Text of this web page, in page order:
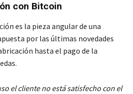
con Bitcoin
es la pieza angular de una
por las últimas novedades
hasta el pago de la
el cliente no está satisfecho con el